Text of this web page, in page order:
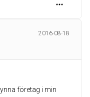
2016-08-18
företag i min